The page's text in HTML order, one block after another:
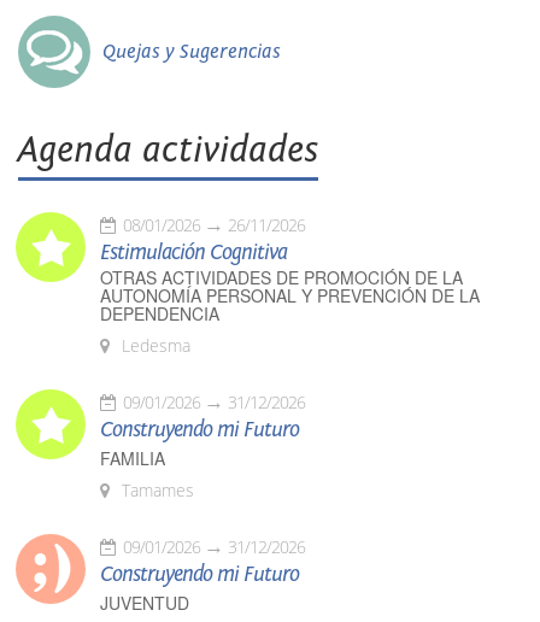
Quejas y Sugerencias
Agenda actividades
08/01/2026 26/11/2026
Estimulación Cognitiva
OTRAS ACTIVIDADES DE PROMOCIÓN DE LA
AUTONOMÍA PERSONAL Y PREVENCIÓN DE LA
DEPENDENCIA
Ledesma
09/01/2026 31/12/2026
Construyendo mi Futuro
FAMILIA
Tamames
09/01/2026 31/12/2026
Construyendo mi Futuro
JUVENTUD